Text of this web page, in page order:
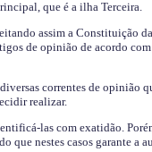
que é a ilha Terceira.
assim a Constituição
de opinião de acordo
correntes de opinião
realizar.
las com exatidão.
que nestes casos garante a